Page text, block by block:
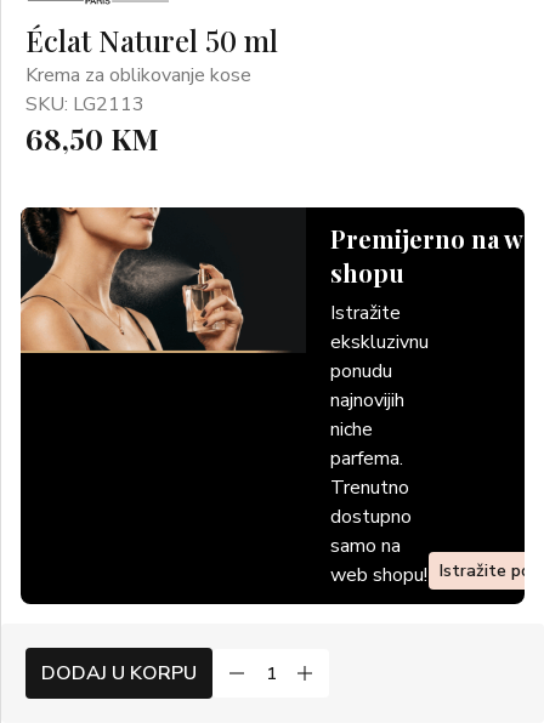
Éclat Naturel 50 ml
Krema za oblikovanje kose
SKU: LG2113
68,50 KM
Premijerno na
shopu
Istražite
ekskluzivnu
ponudu
najnovijih
niche
parfema.
Trenutno
dostupno
samo na
web shopu! Istražite
DODAJ U KORPU